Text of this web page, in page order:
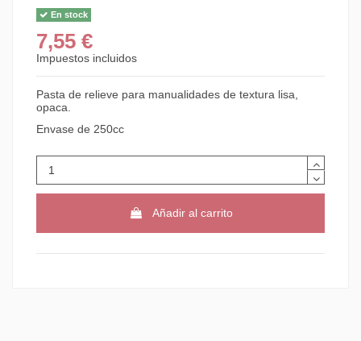
En stock
7,55 €
Impuestos incluidos
Pasta de relieve para manualidades de textura lisa,
opaca.
Envase de 250cc
Añadir al carrito